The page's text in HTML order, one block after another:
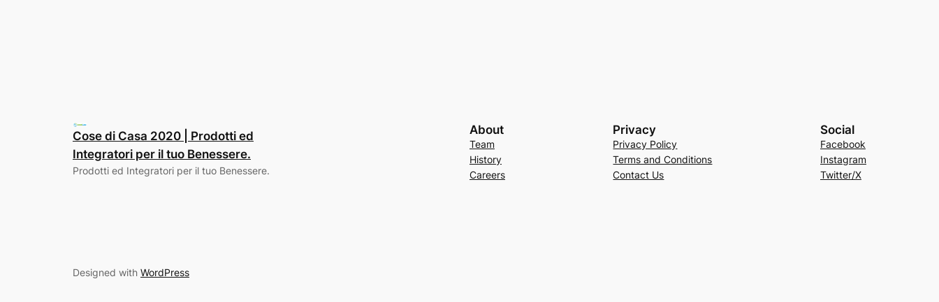
Cose di Casa 2020 | Prodotti ed
Integratori per il tuo Benessere.
Prodotti ed Integratori per il tuo Benessere.
About
Team
History
Careers
Privacy
Privacy Policy
Terms and Conditions
Contact Us
Social
Facebook
Instagram
Twitter/X
Designed with WordPress